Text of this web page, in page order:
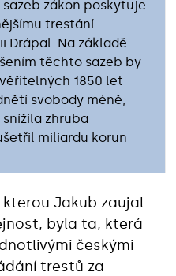
zákon poskytuje
trestání
Drápal. Na základě
těchto sazeb by
1850 let
svobody méně,
zhruba
miliardu korun
Jakub zaujal
byla ta, která
českými
trestů za